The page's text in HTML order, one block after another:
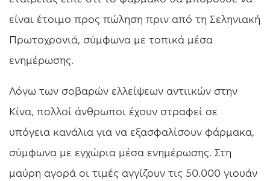
είναι έτοιμο προς πώληση πριν από τη Σεληνιακή
Πρωτοχρονιά, σύμφωνα με τοπικά μέσα
ενημέρωσης.
Λόγω των σοβαρών ελλείψεων αντιικών στην
Κίνα, πολλοί άνθρωποι έχουν στραφεί σε
υπόγεια κανάλια για να εξασφαλίσουν φάρμακα,
σύμφωνα με εγχώρια μέσα ενημέρωσης. Στη
μαύρη αγορά οι τιμές αγγίζουν τις 50.000 γιουάν